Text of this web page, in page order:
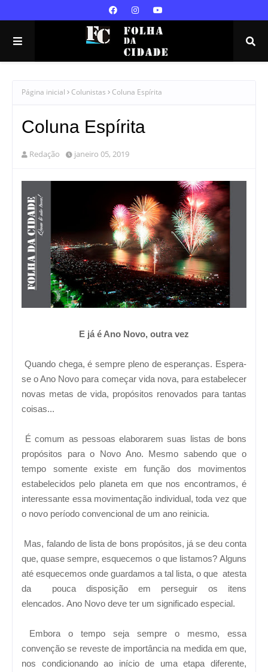
Página inicial Colunistas Coluna Espírita
Coluna Espírita
Redação janeiro 05, 2019
E já é Ano Novo, outra vez
Quando chega, é sempre pleno de esperanças. Espera-
se o Ano Novo para começar vida nova, para estabelecer
novas metas de vida, propósitos renovados para tantas
coisas...
É comum as pessoas elaborarem suas listas de bons
propósitos para o Novo Ano. Mesmo sabendo que o
tempo somente existe em função dos movimentos
estabelecidos pelo planeta em que nos encontramos, é
interessante essa movimentação individual, toda vez que
o novo período convencional de um ano reinicia.
Mas, falando de lista de bons propósitos, já se deu conta
que, quase sempre, esquecemos o que listamos? Alguns
até esquecemos onde guardamos a tal lista, o que atesta
da pouca disposição em perseguir os itens
elencados. Ano Novo deve ter um significado especial.
Embora o tempo seja sempre o mesmo, essa
convenção se reveste de importância na medida em que,
nos condicionando ao início de uma etapa diferente,